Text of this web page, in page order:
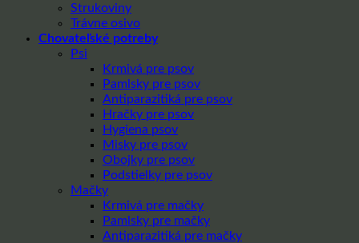
Strukoviny
Trávne osivo
Chovateľské potreby
Psi
Krmivá pre psov
Pamlsky pre psov
Antiparazitiká pre psov
Hračky pre psov
Hygiena psov
Misky pre psov
Obojky pre psov
Podstielky pre psov
Mačky
Krmivá pre mačky
Pamlsky pre mačky
Antiparazitiká pre mačky